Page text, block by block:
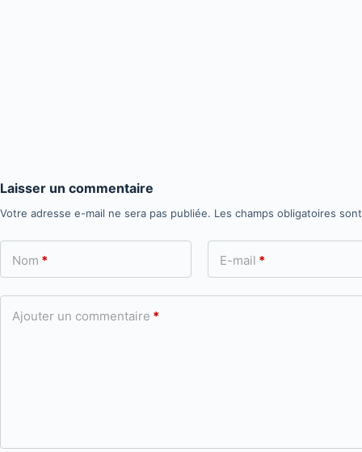
Laisser un commentaire
Votre adresse e-mail ne sera pas publiée. Les champs obligatoires
Nom * E-mail *
Ajouter un commentaire *